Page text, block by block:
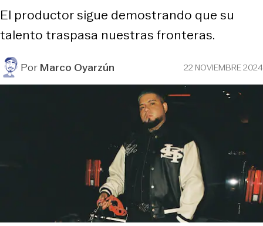
El productor sigue demostrando que su
talento traspasa nuestras fronteras.
PorMarco Oyarzún 22 NOVIEMBRE 2024